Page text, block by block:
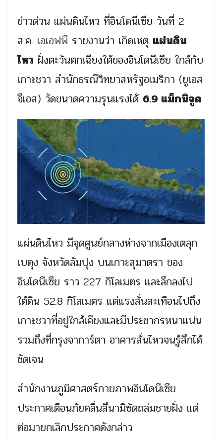
ข่าวด่วน แผ่นดินไหว ที่อินโดนีเซีย วันที่ 2
ส.ค. เอเอฟพี รายงานว่า เกิดเหตุ แผ่นดิน
ไหว ฝั่งตะวันตกเฉียงใต้ของอินโดนีเซีย ใกล้กับ
เกาะชวา สำนักธรณีวิทยาสหรัฐอเมริกา (ยูเอส
จีเอส) วัดขนาดความรุนแรงได้ 6.9 แม็กนิจูด
แผ่นดินไหว มีจุดศูนย์กลางห่างจากเมืองเตลุก
เบตุง จังหวัดลัมปุง บนเกาะสุมาตรา ของ
อินโดนีเซีย ราว 227 กิโลเมตร และลึกลงไป
ใต้ดิน 52.8 กิโลเมตร แต่แรงสั่นสะเทือนไปถึง
เกาะชวาที่อยู่ใกล้เคียงและมีประชากรหนาแน่น
รวมถึงที่กรุงจาการ์ตา อาคารสั่นไหวจนรู้สึกได้
ชัดเจน
สำนักงานภูมิศาสตร์กายภาพอินโดนีเซีย
ประกาศเตือนภัยคลื่นสึนามิซัดถล่มชายฝั่ง แต่
ต่อมายกเลิกประกาศดังกล่าว